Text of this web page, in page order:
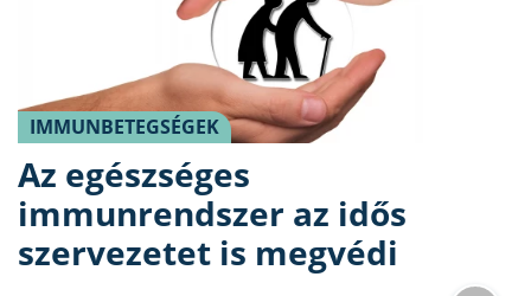
IMMUNBETEGSÉGEK
Az egészséges
immunrendszer az idős
szervezetet is megvédi